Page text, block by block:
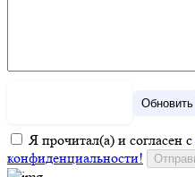
Обновить
Я прочитал(а) и согласен с
конфиденциальности!